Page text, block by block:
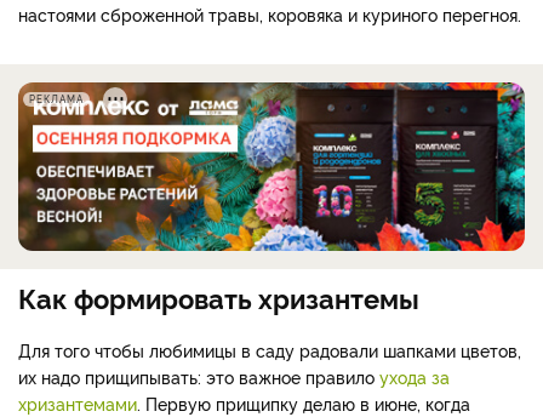
настоями сброженной травы, коровяка и куриного перегноя.
РЕКЛАМА
Как формировать хризантемы
Для того чтобы любимицы в саду радовали шапками цветов,
их надо прищипывать: это важное правило ухода за
хризантемами. Первую прищипку делаю в июне, когда